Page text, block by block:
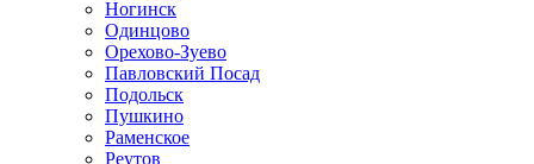
Ногинск
Одинцово
Орехово-Зуево
Павловский Посад
Подольск
Пушкино
Раменское
Реутов